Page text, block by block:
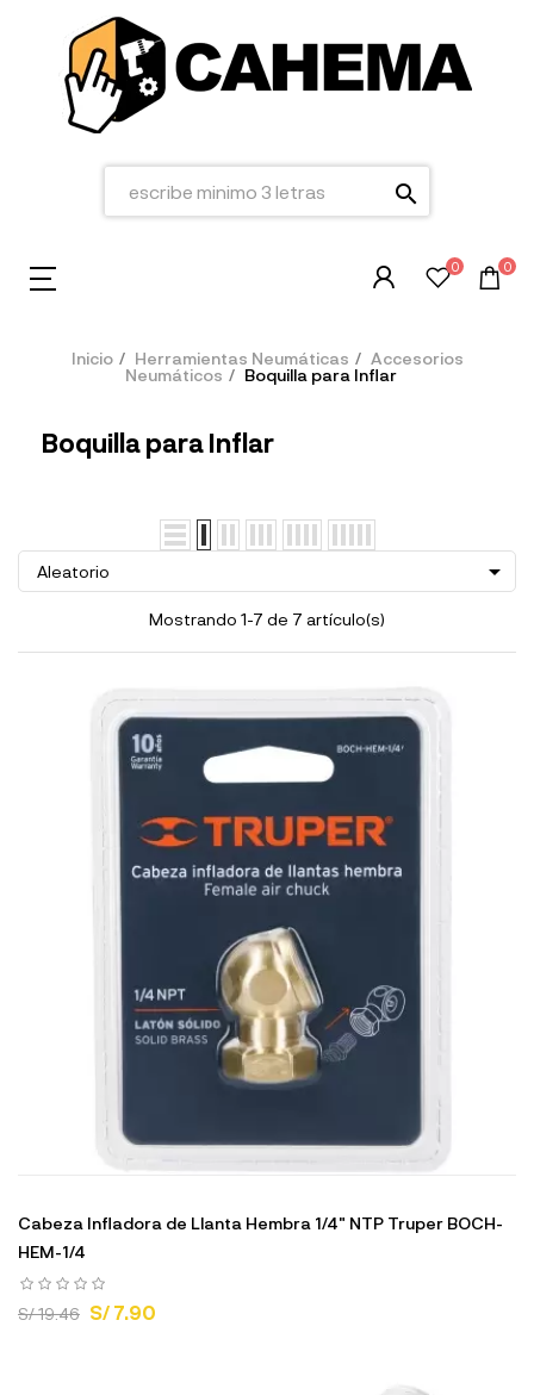
search
0 0
Inicio Herramientas Neumáticas
Accesorios
Neumáticos
Boquilla para Inflar
Boquilla para Inflar
Aleatorio 
Mostrando 1-7 de 7 artículo(s)
Cabeza Infladora de Llanta Hembra 1/4" NTP Truper BOCH-
HEM-1/4
S/ 19.46 S/ 7.90